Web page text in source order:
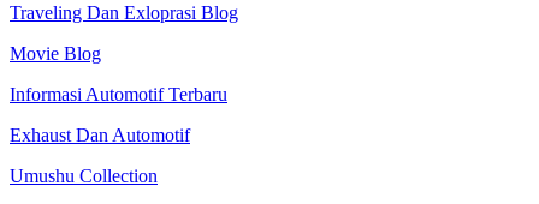
Traveling Dan Exloprasi Blog
Movie Blog
Informasi Automotif Terbaru
Exhaust Dan Automotif
Umushu Collection